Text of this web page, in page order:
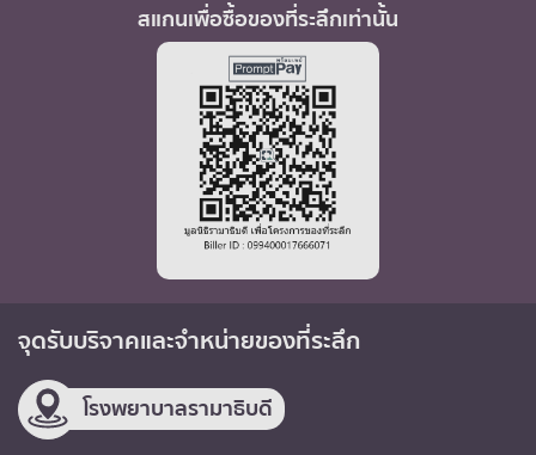
สแกนเพื่อซื้อของที่ระลึกเท่านั้น
จุดรับบริจาคและจำหน่ายของที่ระลึก
โรงพยาบาลรามาธิบดี